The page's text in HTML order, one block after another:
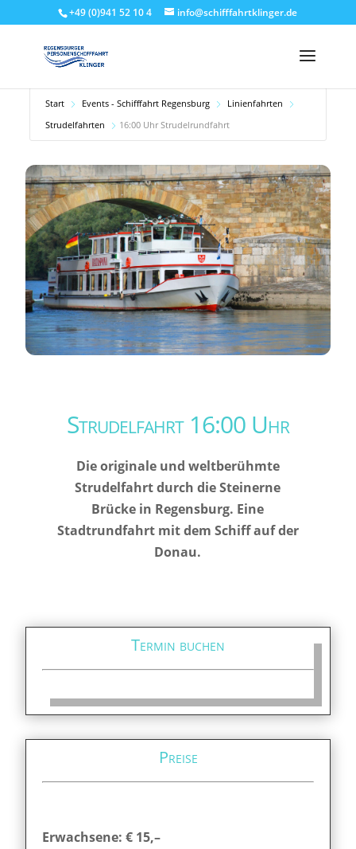
+49 (0)941 52 10 4 info@schifffahrtklinger.de
Start Events - Schifffahrt Regensburg
Linienfahrten
Strudelfahrten
16:00 Uhr Strudelrundfahrt
Strudelfahrt 16:00 Uhr
Die originale und weltberühmte
Strudelfahrt durch die Steinerne
Brücke in Regensburg. Eine
Stadtrundfahrt mit dem Schiff auf der
Donau.
Termin buchen
Preise
Erwachsene: € 15,–